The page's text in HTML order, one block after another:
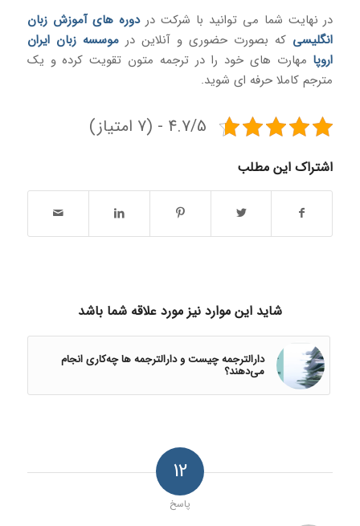
در نهایت شما می توانید با شرکت دردوره های آموزش زبان
انگلیسی که بصورت حضوری و آنلاین درموسسه زبان ایران
اروپا مهارت های خود را در ترجمه متون تقویت کرده و یک
مترجم کاملا حرفه ای شوید.
4.7/5 - (7 امتیاز)
اشتراک این مطلب
شاید این موارد نیز مورد علاقه شما باشد
دارالترجمه چیست و دارالترجمه ها چه‌کاری انجام
می‌دهند؟
12
پاسخ